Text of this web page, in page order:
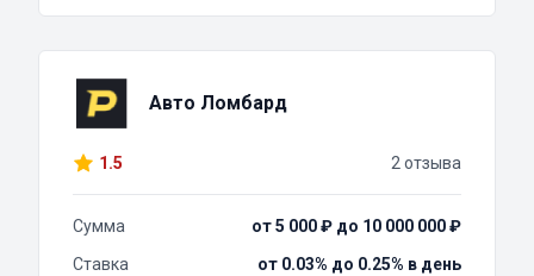
Авто Ломбард
1.5 2 отзыва
Сумма
от 5 000 ₽ до 10 000 000 ₽
Ставка
от 0.03% до 0.25% в день